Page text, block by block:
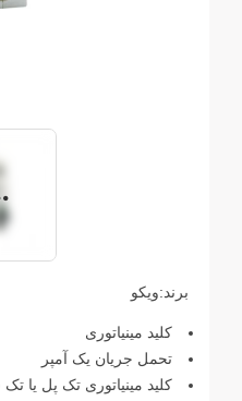
برند:ویکو
کلید مینیاتوری
تحمل جریان یک آمپر
کلید مینیاتوری تک پل یا تک